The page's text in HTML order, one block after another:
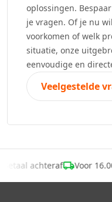
oplossingen.
je vragen. Of je nu
voorkomen of welk
situatie, onze
eenvoudige en
Veelgestelde
Betaal achteraf Voor